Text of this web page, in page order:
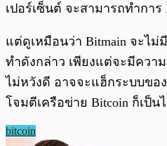
เปอร์เซ็นต์ จะสามารถทำการ
แต่ดูเหมือนว่า Bitmain จะไม่
ทำดังกล่าว เพียงแต่จะมีควา
ไม่หวังดี อาจจะแฮ็กระบบขอ
โจมตีเครือข่าย Bitcoin ก็เป็น
bitcoin